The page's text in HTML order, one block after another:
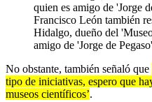
Francisco León también
Hidalgo, dueño del
amigo de 'Jorge de
No obstante, también señaló que
tipo de iniciativas, espero que
museos científicos’.